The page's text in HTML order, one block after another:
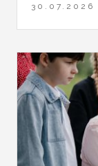
30.07.2026